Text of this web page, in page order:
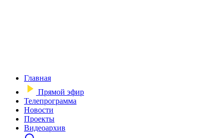
Главная
Прямой эфир
Телепрограмма
Новости
Проекты
Видеоархив